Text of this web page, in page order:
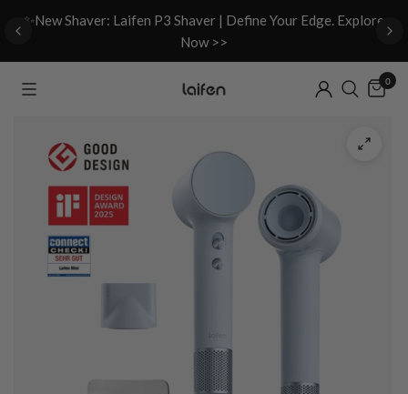
✨New Shaver: Laifen P3 Shaver | Define Your Edge. Explore
Now >>
0